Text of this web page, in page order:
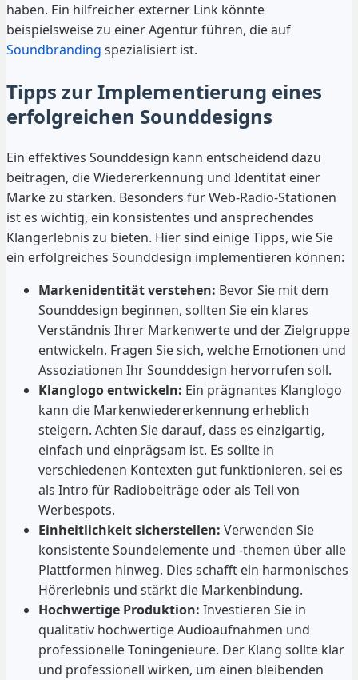
haben. Ein hilfreicher externer Link könnte
beispielsweise zu einer Agentur führen, die auf
Soundbranding spezialisiert ist.
Tipps zur Implementierung eines
erfolgreichen Sounddesigns
Ein effektives Sounddesign kann entscheidend dazu
beitragen, die Wiedererkennung und Identität einer
Marke zu stärken. Besonders für Web-Radio-Stationen
ist es wichtig, ein konsistentes und ansprechendes
Klangerlebnis zu bieten. Hier sind einige Tipps, wie Sie
ein erfolgreiches Sounddesign implementieren können:
Markenidentität verstehen: Bevor Sie mit dem
Sounddesign beginnen, sollten Sie ein klares
Verständnis Ihrer Markenwerte und der Zielgruppe
entwickeln. Fragen Sie sich, welche Emotionen und
Assoziationen Ihr Sounddesign hervorrufen soll.
Klanglogo entwickeln: Ein prägnantes Klanglogo
kann die Markenwiedererkennung erheblich
steigern. Achten Sie darauf, dass es einzigartig,
einfach und einprägsam ist. Es sollte in
verschiedenen Kontexten gut funktionieren, sei es
als Intro für Radiobeiträge oder als Teil von
Werbespots.
Einheitlichkeit sicherstellen: Verwenden Sie
konsistente Soundelemente und -themen über alle
Plattformen hinweg. Dies schafft ein harmonisches
Hörerlebnis und stärkt die Markenbindung.
Hochwertige Produktion: Investieren Sie in
qualitativ hochwertige Audioaufnahmen und
professionelle Toningenieure. Der Klang sollte klar
und professionell wirken, um einen bleibenden